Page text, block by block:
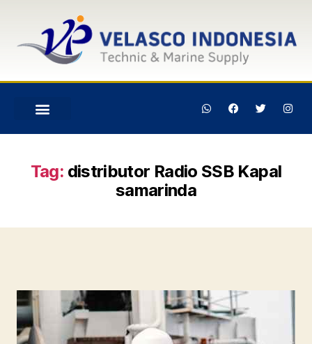
Tag: distributor Radio SSB Kapal
samarinda